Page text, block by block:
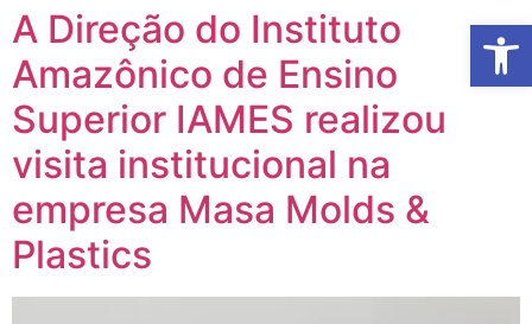
Abrir
A Direção do Instituto
Amazônico de Ensino
Superior IAMES realizou
visita institucional na
empresa Masa Molds &
Plastics